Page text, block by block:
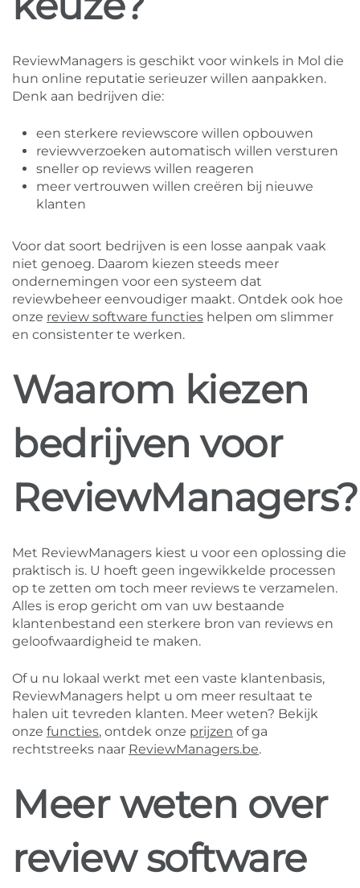
ReviewManagers is geschikt voor winkels in Mol die
hun online reputatie serieuzer willen aanpakken.
Denk aan bedrijven die:
een sterkere reviewscore willen opbouwen
reviewverzoeken automatisch willen versturen
sneller op reviews willen reageren
meer vertrouwen willen creëren bij nieuwe
klanten
Voor dat soort bedrijven is een losse aanpak vaak
niet genoeg. Daarom kiezen steeds meer
ondernemingen voor een systeem dat
reviewbeheer eenvoudiger maakt. Ontdek ook hoe
onze review software functies helpen om slimmer
en consistenter te werken.
Waarom kiezen
bedrijven voor
ReviewManagers?
Met ReviewManagers kiest u voor een oplossing die
praktisch is. U hoeft geen ingewikkelde processen
op te zetten om toch meer reviews te verzamelen.
Alles is erop gericht om van uw bestaande
klantenbestand een sterkere bron van reviews en
geloofwaardigheid te maken.
Of u nu lokaal werkt met een vaste klantenbasis,
ReviewManagers helpt u om meer resultaat te
halen uit tevreden klanten. Meer weten? Bekijk
onze functies, ontdek onze prijzen of ga
rechtstreeks naar ReviewManagers.be.
Meer weten over
review software